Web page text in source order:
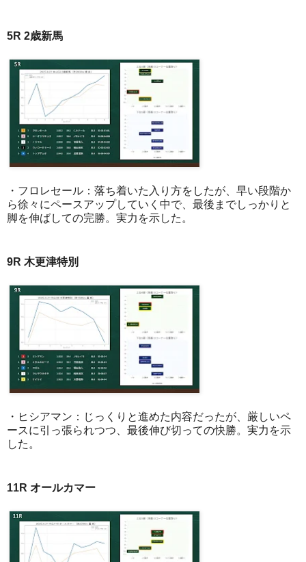
5R 2歳新馬
・フロレセール：落ち着いた入り方をしたが、早い段階か
ら徐々にペースアップしていく中で、最後までしっかりと
脚を伸ばしての完勝。実力を示した。
9R 木更津特別
・ヒシアマン：じっくりと進めた内容だったが、厳しいペ
ースに引っ張られつつ、最後伸び切っての快勝。実力を示
した。
11R オールカマー